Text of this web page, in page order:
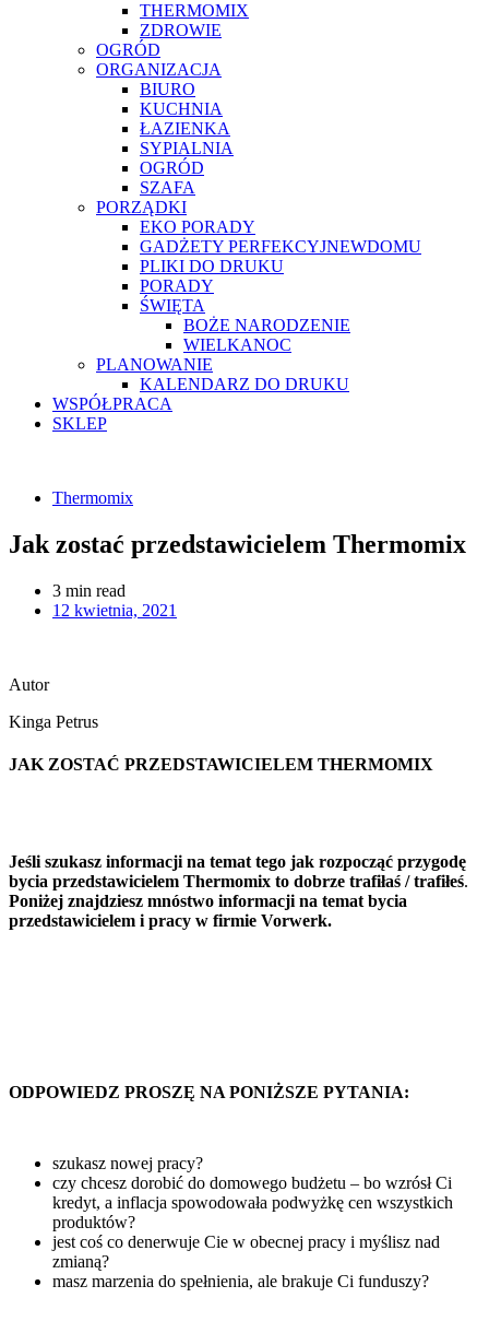
THERMOMIX
ZDROWIE
OGRÓD
ORGANIZACJA
BIURO
KUCHNIA
ŁAZIENKA
SYPIALNIA
OGRÓD
SZAFA
PORZĄDKI
EKO PORADY
GADŻETY PERFEKCYJNEWDOMU
PLIKI DO DRUKU
PORADY
ŚWIĘTA
BOŻE NARODZENIE
WIELKANOC
PLANOWANIE
KALENDARZ DO DRUKU
WSPÓŁPRACA
SKLEP
Thermomix
Jak zostać przedstawicielem Thermomix
3 min read
12 kwietnia, 2021
Autor
Kinga Petrus
JAK ZOSTAĆ PRZEDSTAWICIELEM THERMOMIX
Jeśli szukasz informacji na temat tego jak rozpocząć przygodę
bycia przedstawicielem Thermomix to dobrze trafiłaś / trafiłeś.
Poniżej znajdziesz mnóstwo informacji na temat bycia
przedstawicielem i pracy w firmie Vorwerk.
ODPOWIEDZ PROSZĘ NA PONIŻSZE PYTANIA:
szukasz nowej pracy?
czy chcesz dorobić do domowego budżetu – bo wzrósł Ci
kredyt, a inflacja spowodowała podwyżkę cen wszystkich
produktów?
jest coś co denerwuje Cie w obecnej pracy i myślisz nad
zmianą?
masz marzenia do spełnienia, ale brakuje Ci funduszy?